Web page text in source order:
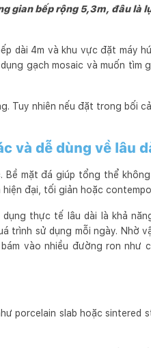
những người thụ hưởng sản
gian bếp rộng 5,3m, đâu là
dài 4m và khu vực đặt máy
gạch mosaic và muốn tìm
Tuy nhiên nếu đặt trong bối
và dễ dùng về lâu
Bề mặt đá giúp tổng thể
đại, tối giản hoặc
thực tế lâu dài là khả
sử dụng mỗi ngày. Nhờ
vào nhiều đường ron như
porcelain slab hoặc sintered